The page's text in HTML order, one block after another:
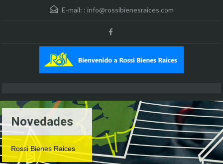
E-mail: : info@rossibienesraices.com
Novedades
Rossi Bienes Raices